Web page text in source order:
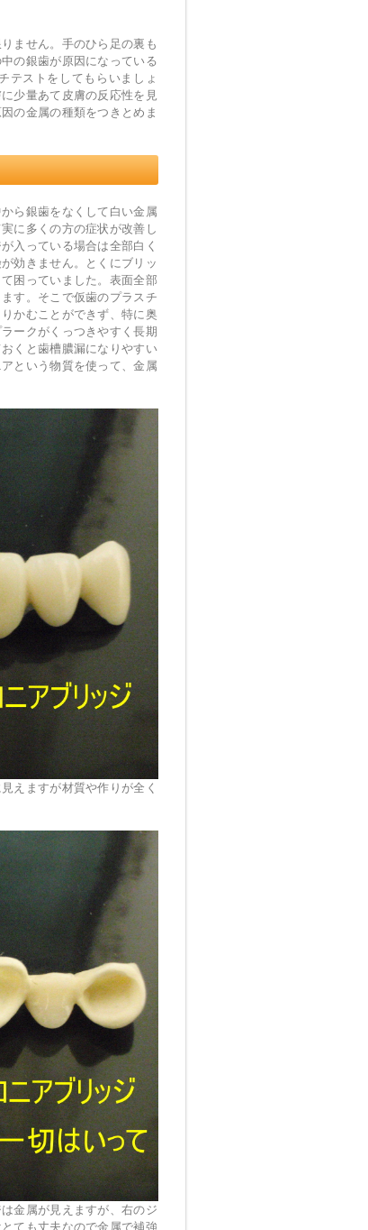
ません。手のひら足の裏も
の銀歯が原因になっている
テストをしてもらいましょ
少量あて皮膚の反応性を見
の金属の種類をつきとめま
ら銀歯をなくして白い金属
に多くの方の症状が改善し
入っている場合は全部白く
効きません。とくにブリッ
困っていました。表面全部
す。そこで仮歯のプラスチ
かむことができず、特に奥
ークがくっつきやすく長期
くと歯槽膿漏になりやすい
という物質を使って、金属
えますが材質や作りが全く
金属が見えますが、右のジ
ても丈夫なので金属で補強